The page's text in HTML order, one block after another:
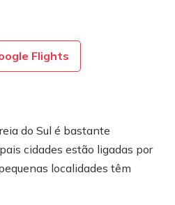
Flights
do Sul é bastante
cidades estão ligadas por
localidades têm